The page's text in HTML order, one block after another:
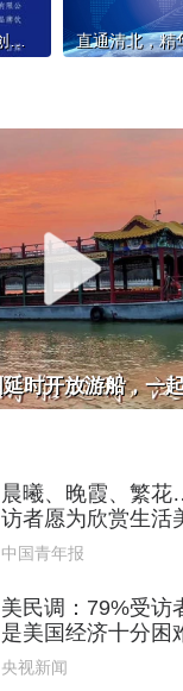
罗某某造谣“东鹏特饮创始人不喝自家饮料”，已被刑拘
晨曦、晚霞、繁
访者愿为欣赏生活
中国青年报
美民调：79%受访
是美国经济十分困
央视新闻